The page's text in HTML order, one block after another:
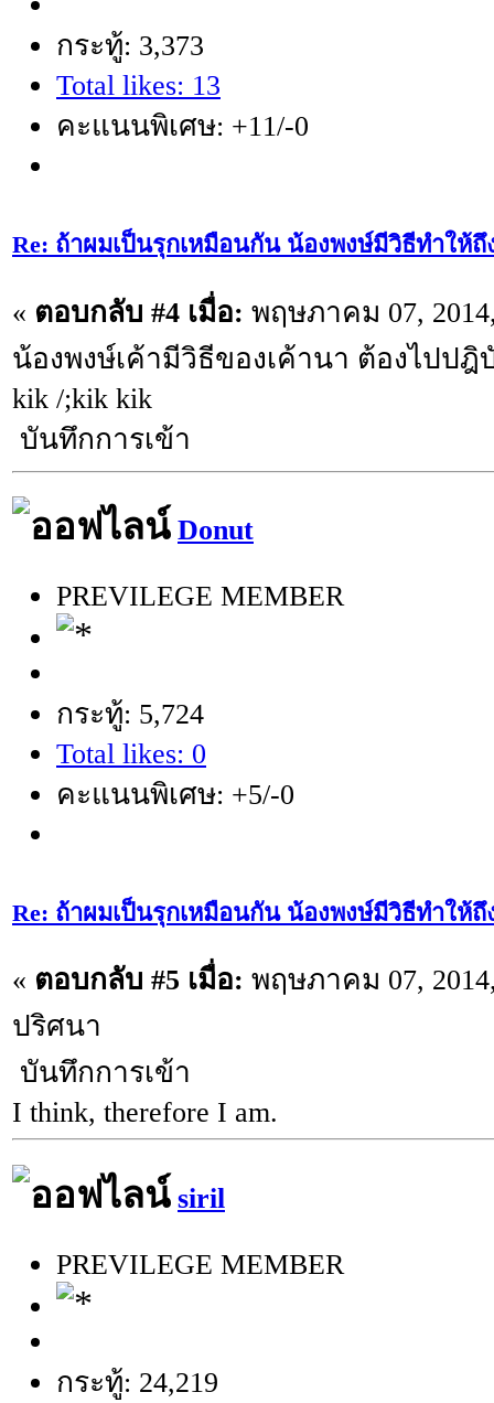
กระทู้: 3,373
Total likes: 13
คะแนนพิเศษ: +11/-0
Re: ถ้าผมเป็นรุกเหมือนกัน น้องพงษ์มีวิธีทำให้ถึ
« ตอบกลับ #4 เมื่อ: พฤษภาคม 07,
น้องพงษ์เค้ามีวิธีของเค้านา ต้องไปปฎิ
kik /;kik kik
บันทึกการเข้า
Donut
PREVILEGE MEMBER
กระทู้: 5,724
Total likes: 0
คะแนนพิเศษ: +5/-0
Re: ถ้าผมเป็นรุกเหมือนกัน น้องพงษ์มีวิธีทำให้ถึ
« ตอบกลับ #5 เมื่อ: พฤษภาคม 07,
ปริศนา
บันทึกการเข้า
I think, therefore I am.
siril
PREVILEGE MEMBER
กระทู้: 24,219